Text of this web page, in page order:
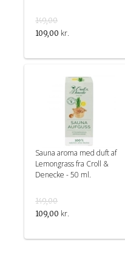
149,00
109,00 kr.
Sauna aroma med duft af
Lemongrass fra Croll &
Denecke - 50 ml.
149,00
109,00 kr.